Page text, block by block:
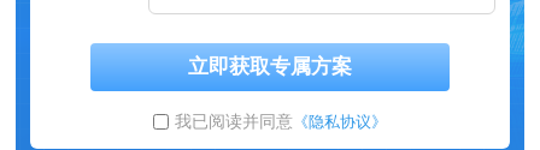
立即获取专属方案
我已阅读并同意 《隐私协议》